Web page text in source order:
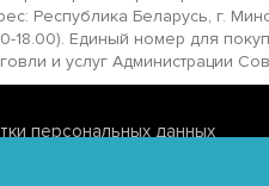
Республика Беларусь, г.
18.00). Единый номер для
и услуг Администрации
персональных данных